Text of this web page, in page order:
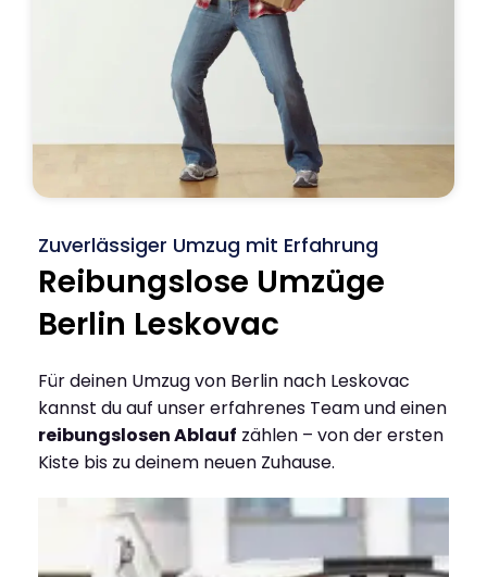
Zuverlässiger Umzug mit Erfahrung
Reibungslose Umzüge
Berlin Leskovac
Für deinen Umzug von Berlin nach Leskovac
kannst du auf unser erfahrenes Team und einen
reibungslosen Ablauf zählen – von der ersten
Kiste bis zu deinem neuen Zuhause.